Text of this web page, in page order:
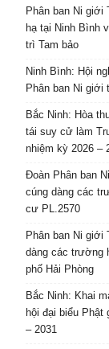
Phân ban Ni giới
hạ tại Ninh Bình
trì Tam bảo
Ninh Bình: Hội
Phân ban Ni giới
Bắc Ninh: Hòa
tái suy cử làm
nhiệm kỳ 2026 –
Đoàn Phân ban
cúng dàng các
cư PL.2570
Phân ban Ni giới
dàng các trường
phố Hải Phòng
Bắc Ninh: Khai
hội đại biểu
– 2031